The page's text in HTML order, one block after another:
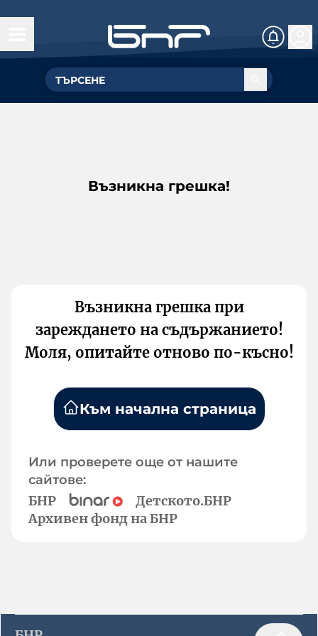
Възникна грешка!
Възникна грешка при
зареждането на съдържанието!
Моля, опитайте отново по-късно!
Към начална страница
Или проверете още от нашите
сайтове:
БНР
Детското.БНР
Архивен фонд на БНР